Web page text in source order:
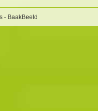
- BaakBeeld